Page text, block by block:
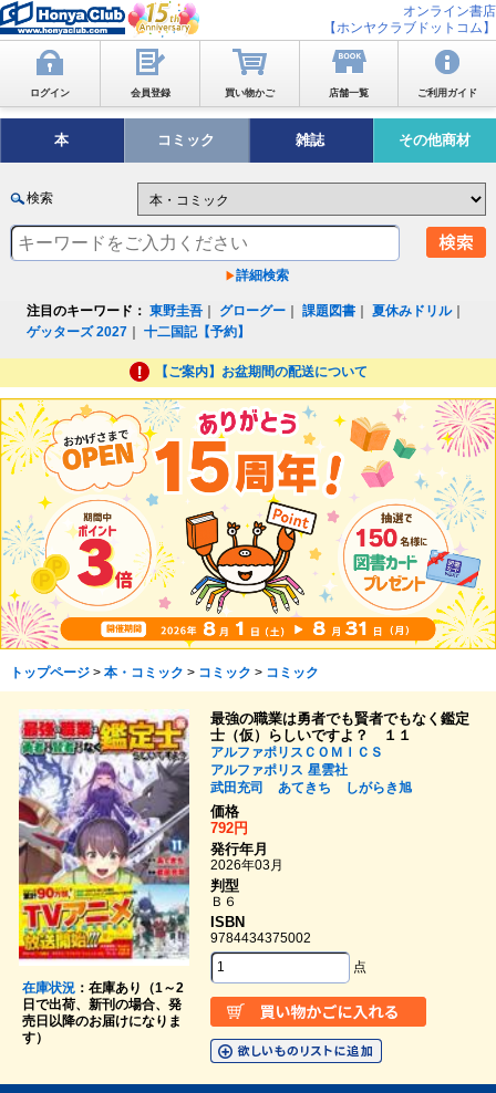
オンライン書店
【ホンヤクラブドットコム】
ログイン 会員登録 買い物かご 店舗一覧 ご利用ガイド
本 コミック 雑誌 その他商材
検索
詳細検索
注目のキーワード： 東野圭吾 グローグー ｜課題図書 ｜夏休みドリル｜
ゲッターズ 2027 ｜十二国記【予約】
【ご案内】お盆期間の配送について
トップページ> 本・コミック > コミック > コミック
在庫状況：在庫あり（1～2
日で出荷、新刊の場合、発
売日以降のお届けになりま
す）
最強の職業は勇者でも賢者でもなく鑑定
士（仮）らしいですよ？ １１
アルファポリスＣＯＭＩＣＳ
アルファポリス 星雲社
武田充司
あてきち
しがらき旭
価格
792円
発行年月
2026年03月
判型
Ｂ６
ISBN
9784434375002
点